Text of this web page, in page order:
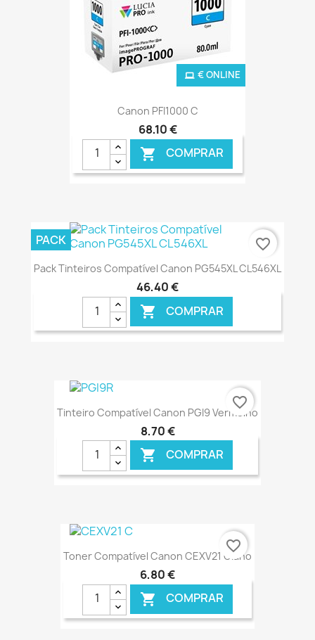
Canon PFI1000 C
68,10 €
 COMPRAR
€ ONLINE
Pack Tinteiros Compatível Canon PG545XL CL546XL
46,40 €
 COMPRAR
PACK favorite_border
Tinteiro Compatível Canon PGI9 Vermelho
8,70 €
 COMPRAR
€ ONLINE
favorite_border
Toner Compatível Canon CEXV21 Ciano
6,80 €
 COMPRAR
favorite_border